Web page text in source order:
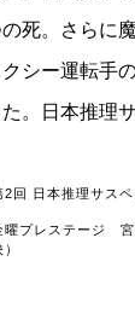
の死。さらに
シー運転手
。日本推理
2回 日本推理サス
曜プレステージ 宮